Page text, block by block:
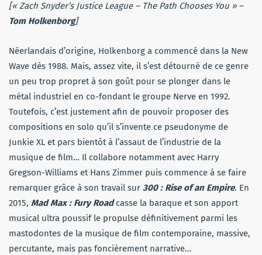
[« Zach Snyder’s Justice League – The Path Chooses You » –
Tom Holkenborg]
Néerlandais d’origine, Holkenborg a commencé dans la New
Wave dès 1988. Mais, assez vite, il s’est détourné de ce genre
un peu trop propret à son goût pour se plonger dans le
métal industriel en co-fondant le groupe Nerve en 1992.
Toutefois, c’est justement afin de pouvoir proposer des
compositions en solo qu’il s’invente ce pseudonyme de
Junkie XL et pars bientôt à l’assaut de l’industrie de la
musique de film… Il collabore notamment avec Harry
Gregson-Williams et Hans Zimmer puis commence à se faire
remarquer grâce à son travail sur 300 : Rise of an Empire. En
2015, Mad Max : Fury Roadcasse la baraque et son apport
musical ultra poussif le propulse définitivement parmi les
mastodontes de la musique de film contemporaine, massive,
percutante, mais pas foncièrement narrative…